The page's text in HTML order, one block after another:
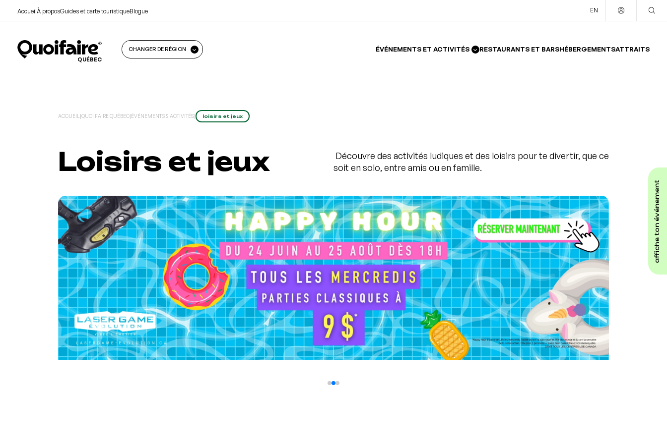
AccueilÀ proposGuides et carte touristiqueBlogue EN
QUÉBEC
CHANGER DE RÉGION ÉVÉNEMENTS ET ACTIVITÉS RESTAURANTS ET BARSHÉBERGEMENTSATTRAITS
affiche ton événement
ACCUEIL |QUOI FAIRE QUÉBEC|ÉVÉNEMENTS & ACTIVITÉS| loisirs et jeux
Loisirs et jeux
Découvre des activités ludiques et des loisirs pour te divertir, que ce
soit en solo, entre amis ou en famille.